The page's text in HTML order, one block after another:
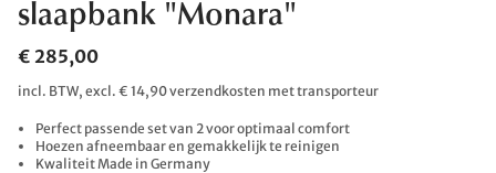
slaapbank "Monara"
€ 285,00
incl. BTW, excl. € 14,90 verzendkosten met transporteur
Perfect passende set van 2 voor optimaal comfort
Hoezen afneembaar en gemakkelijk te reinigen
Kwaliteit Made in Germany